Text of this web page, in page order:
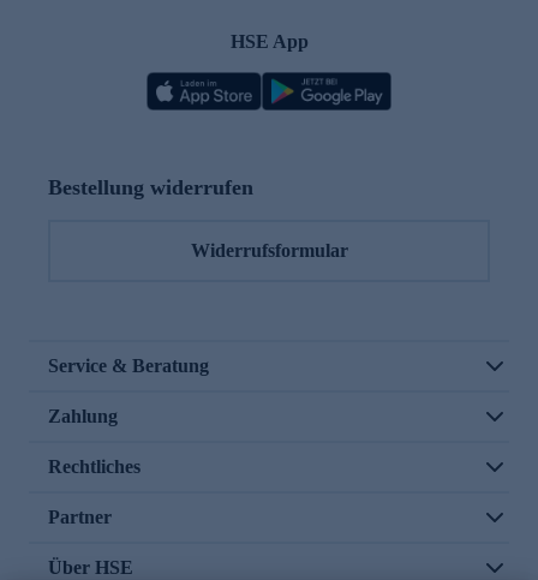
HSE App
Bestellung widerrufen
Widerrufsformular
Service & Beratung
Zahlung
Rechtliches
Partner
Über HSE